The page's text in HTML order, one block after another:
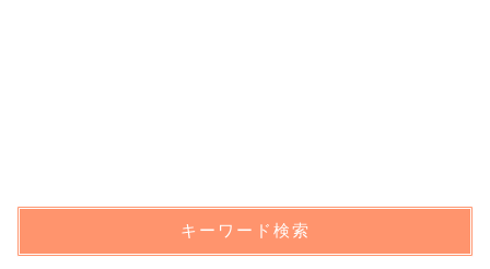
キーワード検索